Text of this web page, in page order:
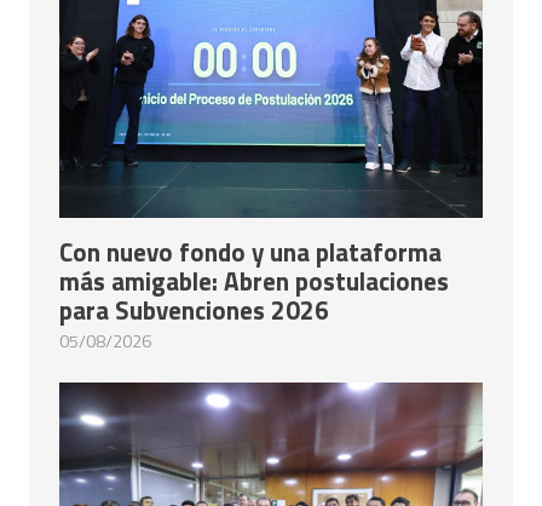
Con nuevo fondo y una plataforma
más amigable: Abren postulaciones
para Subvenciones 2026
05/08/2026